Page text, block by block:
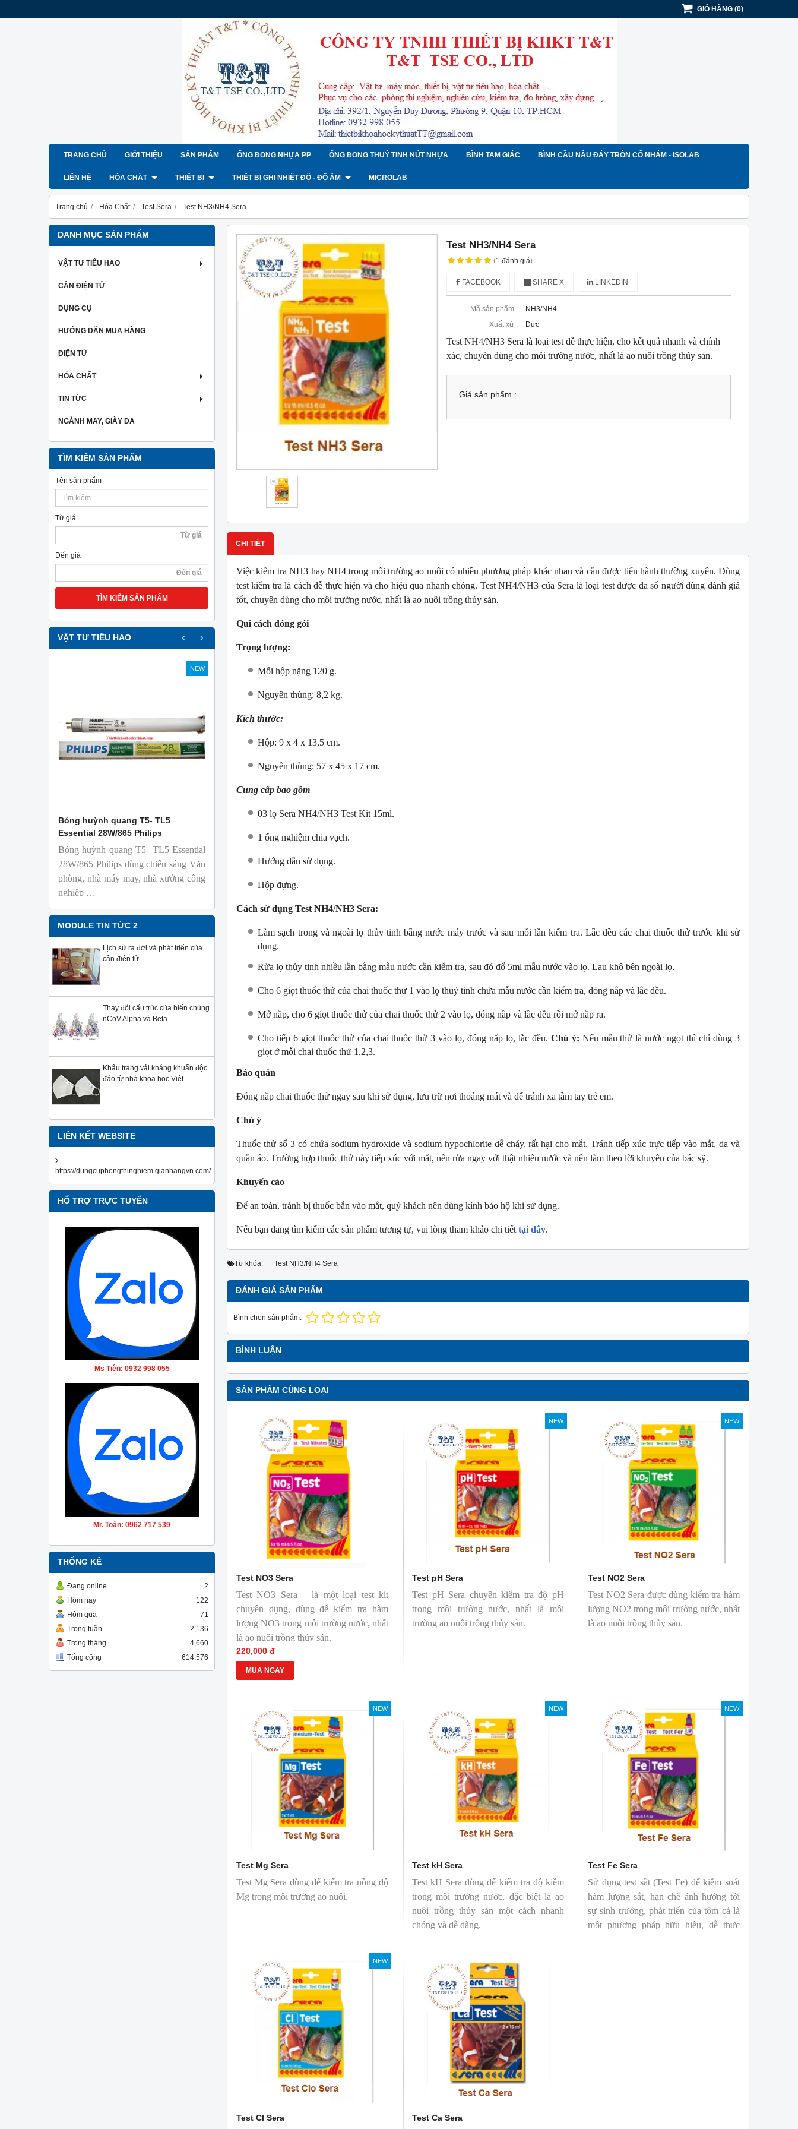
GIỎ HÀNG (0)
TRANG CHỦ GIỚI THIỆU SẢN PHẨM ỐNG ĐONG NHỰA PP ỐNG ĐONG THUỶ TINH NÚT NHỰA BÌNH TAM GIÁC BÌNH CẦU NÂU ĐÁY TRÒN CỔ NHÁM - ISOLAB
LIÊN HỆ HÓA CHẤT THIẾT BỊ THIẾT BỊ GHI NHIỆT ĐỘ - ĐỘ ẨM MICROLAB
Trang chủ Hóa Chất Test Sera Test NH3/NH4 Sera
DANH MỤC SẢN PHẨM
VẬT TƯ TIÊU HAO
CÂN ĐIỆN TỬ
DỤNG CỤ
HƯỚNG DẪN MUA HÀNG
ĐIỆN TỬ
HÓA CHẤT
TIN TỨC
NGÀNH MAY, GIÀY DA
TÌM KIẾM SẢN PHẨM
Tên sản phẩm
Từ giá
Đến giá
TÌM KIẾM SẢN PHẨM
VẬT TƯ TIÊU HAO
NEW
Bóng huỳnh quang T5- TL5
Essential 28W/865 Philips
Bóng huỳnh quang T5- TL5 Essential
28W/865 Philips dùng chiếu sáng Văn
phòng, nhà máy may, nhà xưởng công
nghiệp …
Bóng đèn soi màu TL-D 90 Graphica
18W/965 T8 Philips
phỏng tương đương với ánh sáng tự
Với độ hoàn màu cực cao nên được
Sản phẩm được sản xuất bởi hãng
‹ ›
MODULE TIN TỨC 2
Lịch sử ra đời và phát triển của
cân điện tử
Thay đổi cấu trúc của biến chủng
nCoV Alpha và Beta
Khẩu trang vải kháng khuẩn độc
đáo từ nhà khoa học Việt
LIÊN KẾT WEBSITE
https://dungcuphongthinghiem.gianhangvn.com/
HỔ TRỢ TRỰC TUYẾN
Ms Tiên: 0932 998 055
Mr. Toản: 0962 717 539
THỐNG KÊ
Đang online
2
Hôm nay
122
Hôm qua
71
Trong tuần
2,136
Trong tháng
4,660
Tổng cộng
614,576
Test NH3/NH4 Sera
(1đánh giá)
FACEBOOK SHARE X LINKEDIN
Mã sản phẩm :
NH3/NH4
Xuất xứ :
Đức
Test NH4/NH3 Sera là loại test dễ thực hiện, cho kết quả nhanh và chính
xác, chuyên dùng cho môi trường nước, nhất là ao nuôi trồng thủy sản.
Giá sản phẩm :
CHI TIẾT
Việc kiểm tra NH3 hay NH4 trong môi trường ao nuôi có nhiều phương pháp khác nhau và cần được tiến hành thường xuyên. Dùng
test kiểm tra là cách dễ thực hiện và cho hiệu quả nhanh chóng. Test NH4/NH3 của Sera là loại test được đa số người dùng đánh giá
tốt, chuyên dùng cho môi trường nước, nhất là ao nuôi trồng thủy sản.
Qui cách đóng gói
Trọng lượng:
Mỗi hộp nặng 120 g.
Nguyên thùng: 8,2 kg.
Kích thước:
Hộp: 9 x 4 x 13,5 cm.
Nguyên thùng: 57 x 45 x 17 cm.
Cung cấp bao gồm
03 lọ Sera NH4/NH3 Test Kit 15ml.
1 ống nghiệm chia vạch.
Hướng dẫn sử dụng.
Hộp đựng.
Cách sử dụng Test NH4/NH3 Sera:
Làm sạch trong và ngoài lọ thủy tinh bằng nước máy trước và sau mỗi lần kiểm tra. Lắc đều các chai thuốc thử trước khi sử
dụng.
Rửa lọ thủy tinh nhiều lần bằng mẫu nước cần kiểm tra, sau đó đổ 5ml mẫu nước vào lọ. Lau khô bên ngoài lọ.
Cho 6 giọt thuốc thử của chai thuốc thử 1 vào lọ thuỷ tinh chứa mẫu nước cần kiểm tra, đóng nắp và lắc đều.
Mở nắp, cho 6 giọt thuốc thử của chai thuốc thử 2 vào lọ, đóng nắp và lắc đều rồi mở nắp ra.
Cho tiếp 6 giọt thuốc thử của chai thuốc thử 3 vào lọ, đóng nắp lọ, lắc đều. Chú ý: Nếu mẫu thử là nước ngọt thì chỉ dùng 3
giọt ở mỗi chai thuốc thử 1,2,3.
Bảo quản
Đóng nắp chai thuốc thử ngay sau khi sử dụng, lưu trữ nơi thoáng mát và để tránh xa tầm tay trẻ em.
Chú ý
Thuốc thử số 3 có chứa sodium hydroxide và sodium hypochlorite dễ cháy, rất hại cho mắt. Tránh tiếp xúc trực tiếp vào mắt, da và
quần áo. Trường hợp thuốc thử này tiếp xúc với mắt, nên rửa ngay với thật nhiều nước và nên làm theo lời khuyên của bác sỹ.
Khuyến cáo
Để an toàn, tránh bị thuốc bắn vào mắt, quý khách nên dùng kính bảo hộ khi sử dụng.
Nếu bạn đang tìm kiếm các sản phẩm tương tự, vui lòng tham khảo chi tiết tại đây.
Từ khóa: Test NH3/NH4 Sera
ĐÁNH GIÁ SẢN PHẨM
Bình chọn sản phẩm:
BÌNH LUẬN
SẢN PHẨM CÙNG LOẠI
Test NO3 Sera
Test NO3 Sera – là một loại test kit
chuyên dụng, dùng để kiểm tra hàm
lượng NO3 trong môi trường nước, nhất
là ao nuôi trồng thủy sản.
220,000 đ
MUA NGAY
NEW
Test pH Sera
Test pH Sera chuyên kiểm tra độ pH
trong môi trường nước, nhất là môi
trường ao nuôi trồng thủy sản.
NEW
Test NO2 Sera
Test NO2 Sera được dùng kiểm tra hàm
lượng NO2 trong môi trường nước, nhất
là ao nuôi trồng thủy sản.
NEW
Test Mg Sera
Test Mg Sera dùng để kiểm tra nồng độ
Mg trong môi trường ao nuôi.
NEW
Test kH Sera
Test kH Sera dùng để kiểm tra độ kiềm
trong môi trường nước, đặc biệt là ao
nuôi trồng thủy sản một cách nhanh
chóng và dễ dàng.
NEW
Test Fe Sera
Sử dụng test sắt (Test Fe) để kiểm soát
hàm lượng sắt, hạn chế ảnh hưởng tới
sự sinh trưởng, phát triển của tôm cá là
một phương pháp hữu hiệu, dễ thực
NEW
Test Cl Sera Test Ca Sera